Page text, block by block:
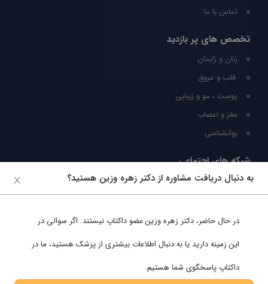
تماس با ما
تخصص های پر بازدید
زنان و زایمان
قلب و عروق
پوست ، مو و زیبایی
مغز و اعصاب
روانشناسی
شبکه های اجتماعی
ما را در شبکه های اجتماعی دنبال کنید
به دنبال دریافت مشاوره از دکتر زهره وزین هستید؟
در حال حاضر، دکتر زهره وزینعضو داکتاپ نیستند. اگر سوالی در
این زمینه دارید یا به دنبال اطلاعات بیشتری از پزشک هستید، ما در
داکتاپ پاسخگوی شما هستیم.